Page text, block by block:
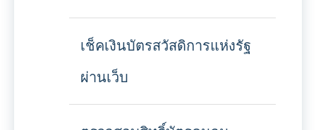
เช็คเงินบัตรสวัสดิการแห่งรัฐ
ผ่านเว็บ